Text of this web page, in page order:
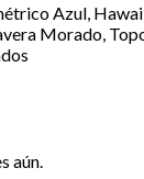
Azul,
Morado,
aún.